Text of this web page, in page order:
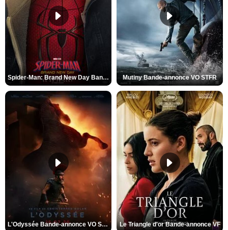
Spider-Man: Brand New Day Bande-annonce VO STFR Mutiny Bande-annonce VO STFR
L'Odyssée Bande-annonce VO STFR Le Triangle d'or Bande-annonce VF